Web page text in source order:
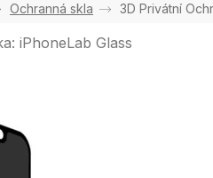
Ochranná skla 3D Privátní
iPhoneLab Glass